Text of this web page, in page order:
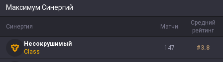
Максимум Синергий
Синергия Матчи
Средний
рейтинг
Несокрушимый
Class
147 #3.8